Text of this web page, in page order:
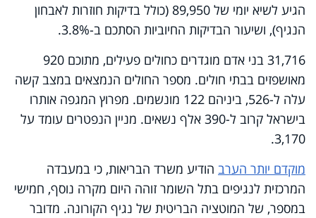
הגיע לשיא יומי של 89,950 (כולל בדיקות חוזרות לאבחון
הנגיף), ושיעור הבדיקות החיוביות הסתכם ב-3.8%.
31,716 בני אדם מוגדרים כחולים פעילים, מתוכם 920
מאושפזים בבתי חולים. מספר החולים הנמצאים במצב קשה
עלה ל-526, ביניהם 122 מונשמים. מפרוץ המגפה אותרו
בישראל קרוב ל-390 אלף נשאים. מניין הנפטרים עומד על
3,170.
מוקדם יותר הערב הודיע משרד הבריאות, כי במעבדה
המרכזית לנגיפים בתל השומר זוהה היום מקרה נוסף, חמישי
במספר, של המוטציה הבריטית של נגיף הקורונה. מדובר